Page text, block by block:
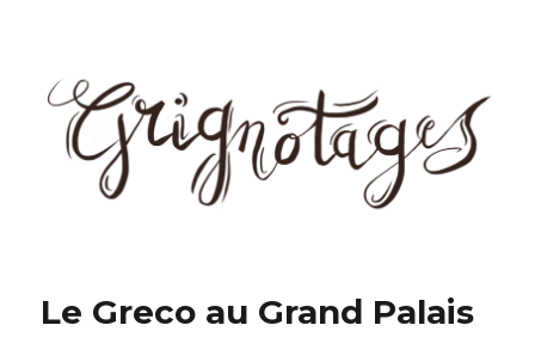
Le Greco au Grand Palais